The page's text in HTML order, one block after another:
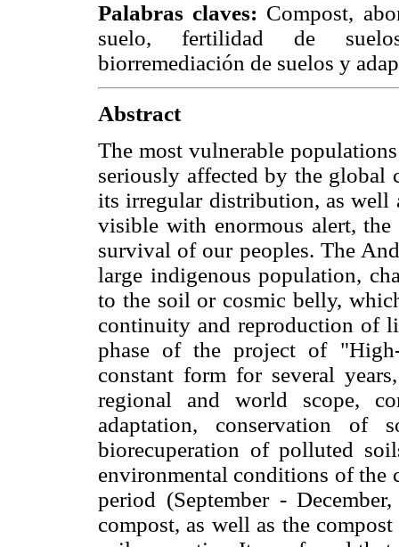
Palabras claves: Compost,
suelo, fertilidad de
biorremediación de suelos y
Abstract
The most vulnerable
seriously affected by the global
its irregular distribution, as well
visible with enormous alert,
survival of our peoples. The
large indigenous population,
to the soil or cosmic belly,
continuity and reproduction of
phase of the project of
constant form for several
regional and world scope,
adaptation, conservation
biorecuperation of polluted
environmental conditions of the
period (September -
compost, as well as the